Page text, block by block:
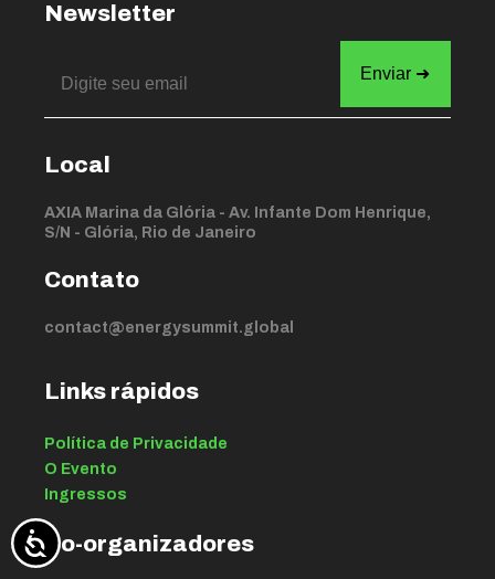
Newsletter
Local
AXIA Marina da Glória - Av. Infante Dom Henrique,
S/N - Glória, Rio de Janeiro
Contato
contact@energysummit.global
Links rápidos
Política de Privacidade
O Evento
Ingressos
Co-organizadores